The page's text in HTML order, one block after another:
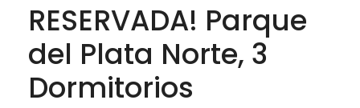
RESERVADA! Parque
del Plata Norte, 3
Dormitorios